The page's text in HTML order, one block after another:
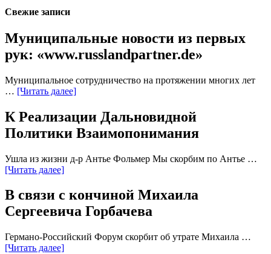
Свежие записи
Муниципальные новости из первых
рук: «www.russlandpartner.de»
Муниципальное сотрудничество на протяжении многих лет
… [Читать далее]
К Реализации Дальновидной
Политики Взаимопонимания
Ушла из жизни д-р Антье Фольмер Мы скорбим по Антье …
[Читать далее]
В связи с кончиной Михаила
Сергеевича Горбачева
Германо-Российский Форум скорбит об утрате Михаила …
[Читать далее]